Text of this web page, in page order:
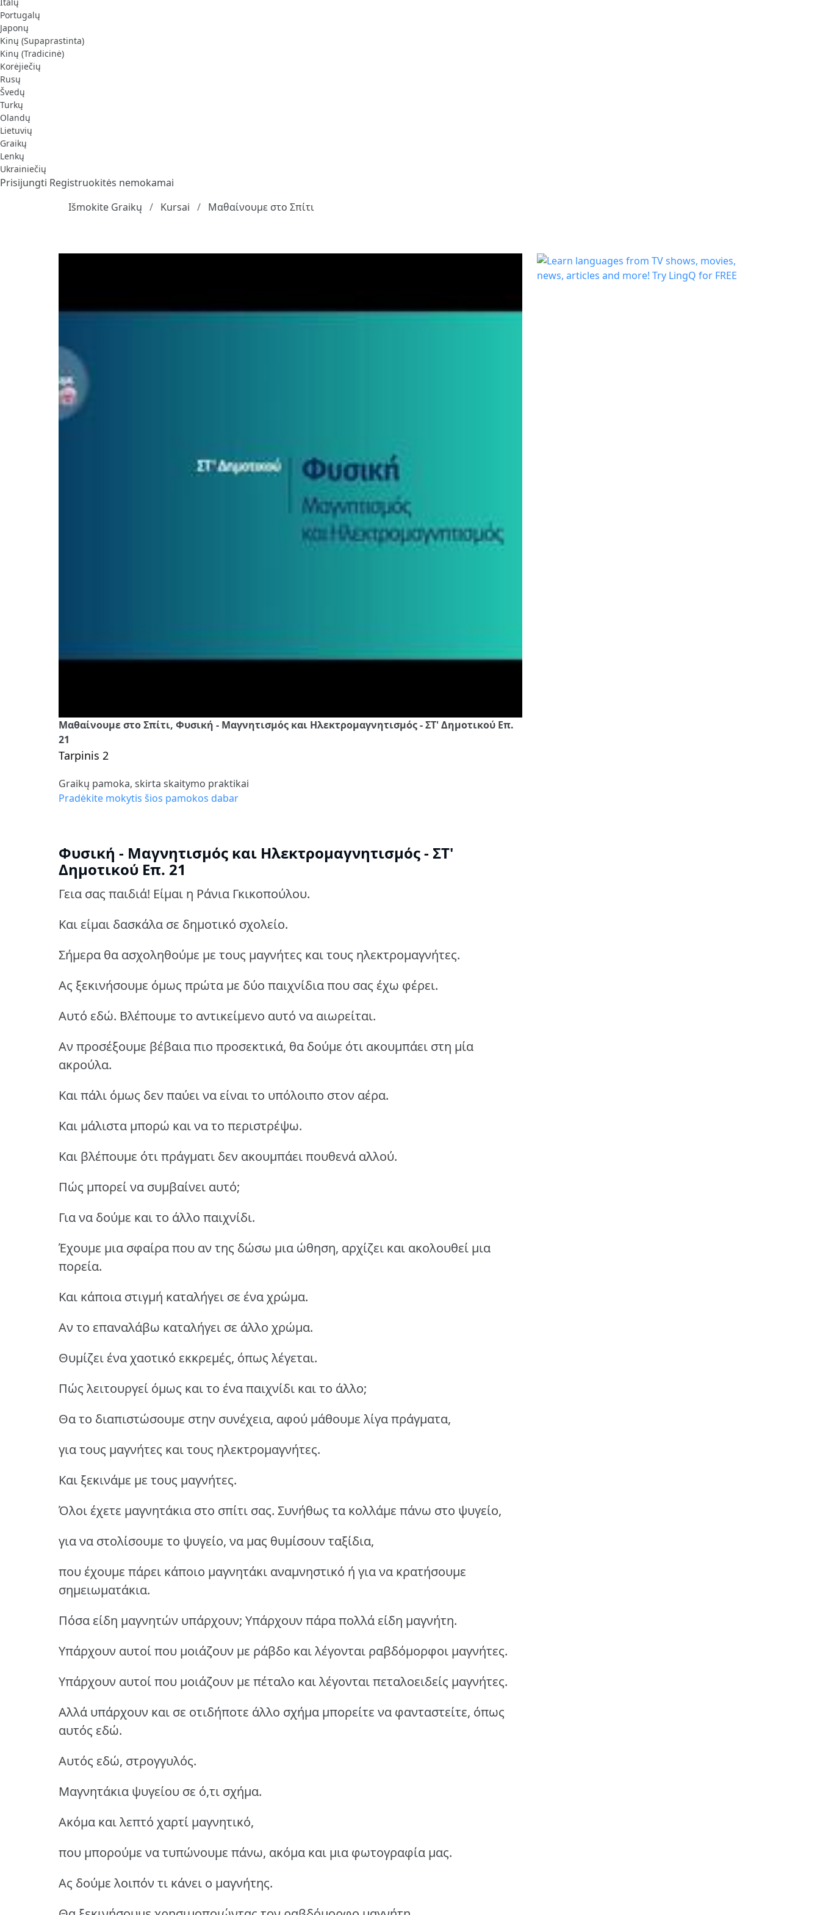
Portugalų
Japonų
Kinų (Supaprastinta)
Kinų (Tradicinė)
Korėjiečių
Rusų
Švedų
Turkų
Olandų
Lietuvių
Graikų
Lenkų
Ukrainiečių
Prisijungti Registruokitės nemokamai
Išmokite Graikų
Kursai Μαθαίνουμε στο Σπίτι
Μαθαίνουμε στο Σπίτι, Φυσική - Μαγνητισμός και Ηλεκτρομαγνητισμός - ΣΤ' Δημοτικού Επ.
21
Tarpinis 2
Graikų pamoka, skirta skaitymo praktikai
Pradėkite mokytis šios pamokos dabar
Φυσική - Μαγνητισμός και Ηλεκτρομαγνητισμός - ΣΤ'
Δημοτικού Επ. 21
Γεια σας παιδιά! Είμαι η Ράνια Γκικοπούλου.
Kαι είμαι δασκάλα σε δημοτικό σχολείο.
Σήμερα θα ασχοληθούμε με τους μαγνήτες και τους ηλεκτρομαγνήτες.
Ας ξεκινήσουμε όμως πρώτα με δύο παιχνίδια που σας έχω φέρει.
Αυτό εδώ. Βλέπουμε το αντικείμενο αυτό να αιωρείται.
Αν προσέξουμε βέβαια πιο προσεκτικά, θα δούμε ότι ακουμπάει στη μία
ακρούλα.
Και πάλι όμως δεν παύει να είναι το υπόλοιπο στον αέρα.
Και μάλιστα μπορώ και να το περιστρέψω.
Και βλέπουμε ότι πράγματι δεν ακουμπάει πουθενά αλλού.
Πώς μπορεί να συμβαίνει αυτό;
Για να δούμε και το άλλο παιχνίδι.
Έχουμε μια σφαίρα που αν της δώσω μια ώθηση, αρχίζει και ακολουθεί μια
πορεία.
Και κάποια στιγμή καταλήγει σε ένα χρώμα.
Αν το επαναλάβω καταλήγει σε άλλο χρώμα.
Θυμίζει ένα χαοτικό εκκρεμές, όπως λέγεται.
Πώς λειτουργεί όμως και το ένα παιχνίδι και το άλλο;
Θα το διαπιστώσουμε στην συνέχεια, αφού μάθουμε λίγα πράγματα,
για τους μαγνήτες και τους ηλεκτρομαγνήτες.
Και ξεκινάμε με τους μαγνήτες.
Όλοι έχετε μαγνητάκια στο σπίτι σας. Συνήθως τα κολλάμε πάνω στο ψυγείο,
για να στολίσουμε το ψυγείο, να μας θυμίσουν ταξίδια,
που έχουμε πάρει κάποιο μαγνητάκι αναμνηστικό ή για να κρατήσουμε
σημειωματάκια.
Πόσα είδη μαγνητών υπάρχουν; Υπάρχουν πάρα πολλά είδη μαγνήτη.
Υπάρχουν αυτοί που μοιάζουν με ράβδο και λέγονται ραβδόμορφοι μαγνήτες.
Υπάρχουν αυτοί που μοιάζουν με πέταλο και λέγονται πεταλοειδείς μαγνήτες.
Αλλά υπάρχουν και σε οτιδήποτε άλλο σχήμα μπορείτε να φανταστείτε, όπως
αυτός εδώ.
Αυτός εδώ, στρογγυλός.
Μαγνητάκια ψυγείου σε ό,τι σχήμα.
Ακόμα και λεπτό χαρτί μαγνητικό,
που μπορούμε να τυπώνουμε πάνω, ακόμα και μια φωτογραφία μας.
Ας δούμε λοιπόν τι κάνει ο μαγνήτης.